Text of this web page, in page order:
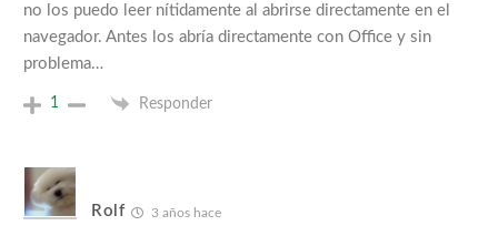
no los puedo leer nítidamente al abrirse directamente en el
navegador. Antes los abría directamente con Office y sin
problema…
1 Responder
Rolf 3 años hace